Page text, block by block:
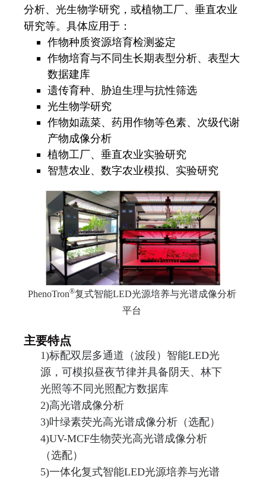
分析、光生物学研究，或植物工厂、垂直农业
研究等。具体应用于：
作物种质资源培育检测鉴定
作物培育与不同生长期表型分析、表型大
数据建库
遗传育种、胁迫生理与抗性筛选
光生物学研究
作物如蔬菜、药用作物等色素、次级代谢
产物成像分析
植物工厂、垂直农业实验研究
智慧农业、数字农业模拟、实验研究
PhenoTron®复式智能LED光源培养与光谱成像分析
平台
主要特点
1)标配双层多通道（波段）智能LED光
源，可模拟昼夜节律并具备阴天、林下
光照等不同光照配方数据库
2)高光谱成像分析
3)叶绿素荧光高光谱成像分析（选配）
4)UV-MCF生物荧光高光谱成像分析
（选配）
5)一体化复式智能LED光源培养与光谱